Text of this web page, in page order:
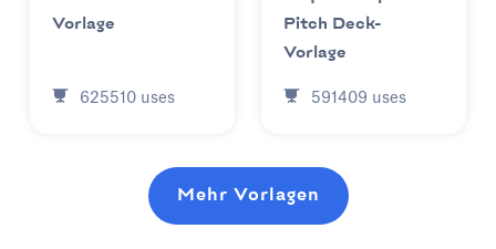
Vorlage
625510 uses
Pitch Deck-
Vorlage
591409 uses
Mehr Vorlagen